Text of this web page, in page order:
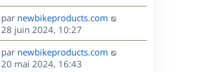
a
g
e
e
s
s
a
g
e
e
r
m
e
s
s
r
n
i
e
r
m
D
e
r
n
i
par newbikeproducts.com
28 juin 2024, 10:27
D
e
par newbikeproducts.com
20 mai 2024, 16:43